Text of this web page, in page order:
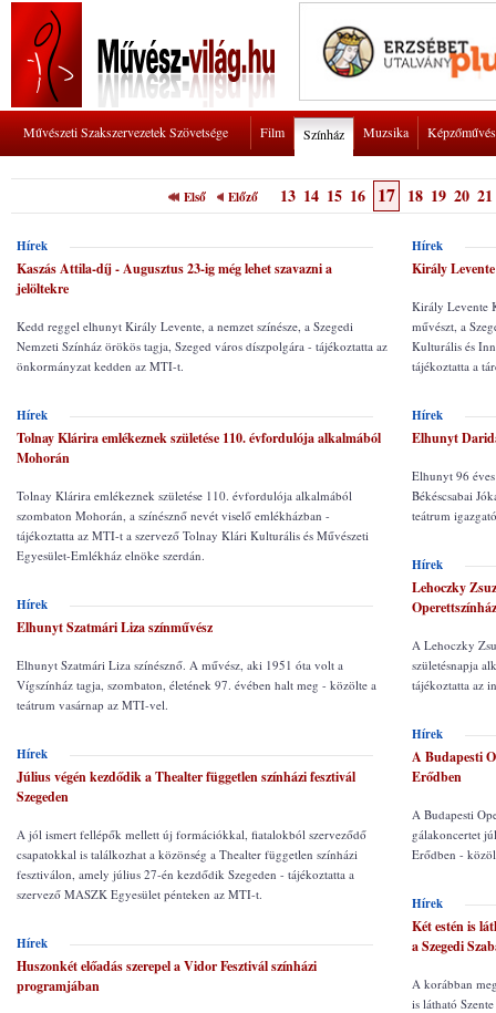
Művészeti Szakszervezetek Szövetsége Film Színház Muzsika
Első Előző 13 14 15 16 17 18 19 20 21
Hírek
Kaszás Attila-díj - Augusztus 23-ig még lehet szavazni a
jelöltekre
Kedd reggel elhunyt Király Levente, a nemzet színésze, a Szegedi
Nemzeti Színház örökös tagja, Szeged város díszpolgára - tájékoztatta az
önkormányzat kedden az MTI-t.
Hírek
Tolnay Klárira emlékeznek születése 110. évfordulója alkalmából
Mohorán
Tolnay Klárira emlékeznek születése 110. évfordulója alkalmából
szombaton Mohorán, a színésznő nevét viselő emlékházban -
tájékoztatta az MTI-t a szervező Tolnay Klári Kulturális és Művészeti
Egyesület-Emlékház elnöke szerdán.
Hírek
Elhunyt Szatmári Liza színművész
Elhunyt Szatmári Liza színésznő. A művész, aki 1951 óta volt a
Vígszínház tagja, szombaton, életének 97. évében halt meg - közölte a
teátrum vasárnap az MTI-vel.
Hírek
Július végén kezdődik a Thealter független színházi fesztivál
Szegeden
A jól ismert fellépők mellett új formációkkal, fiatalokból szerveződő
csapatokkal is találkozhat a közönség a Thealter független színházi
fesztiválon, amely július 27-én kezdődik Szegeden - tájékoztatta a
szervező MASZK Egyesület pénteken az MTI-t.
Hírek
Huszonkét előadás szerepel a Vidor Fesztivál színházi
programjában
Hírek
Király
Király Levente
művészt, a
Kulturális és
tájékoztatta a
Hírek
Elhunyt
Elhunyt 96
Békéscsabai
teátrum
Hírek
Lehoczky
A Lehoczky
születésnapja
tájékoztatta az
Hírek
A Budapesti
Erődben
A Budapesti
gálakoncertet
Erődben -
Hírek
Két estén is
a Szegedi
A korábban
is látható